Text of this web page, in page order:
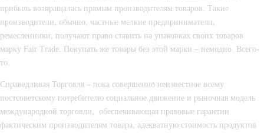
прибыль возвращалась прямым производителям товаров. Такие
производители, обычно, частные мелкие предприниматели,
ремесленники, получают право ставить на упаковках своих товаров
марку Fair Trade. Покупать же товары без этой марки – немодно. Всего-
то.
Справедливая Торговля – пока совершенно неизвестное всему
постсоветскому потребителю социальное движение и рыночная модель
международной торговли,  обеспечивающая правовые гарантии
фактическим производителям товара, адекватную стоимость продуктов